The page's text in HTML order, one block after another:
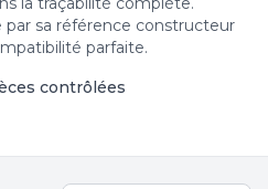
sa référence constructeur
parfaite.
contrôlées